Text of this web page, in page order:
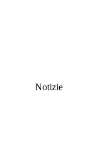
Notizie